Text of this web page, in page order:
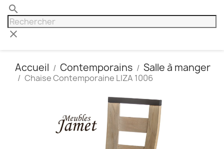
search
clear
Accueil Contemporains Salle à manger
Chaise Contemporaine LIZA 1006